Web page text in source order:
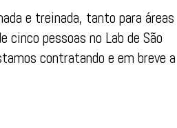
e treinada, tanto para áreas
cinco pessoas no Lab de São
contratando e em breve a